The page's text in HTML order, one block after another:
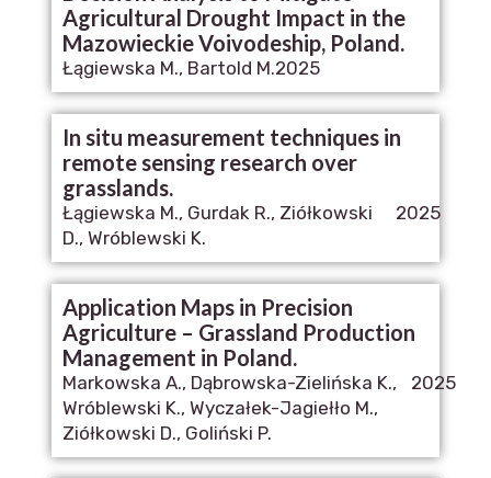
Agricultural Drought Impact in the
Mazowieckie Voivodeship, Poland.
Łągiewska M., Bartold M.2025
In situ measurement techniques in
remote sensing research over
grasslands.
Łągiewska M., Gurdak R., Ziółkowski
D., Wróblewski K.
2025
Application Maps in Precision
Agriculture – Grassland Production
Management in Poland.
Markowska A., Dąbrowska-Zielińska K.,
Wróblewski K., Wyczałek-Jagiełło M.,
Ziółkowski D., Goliński P.
2025